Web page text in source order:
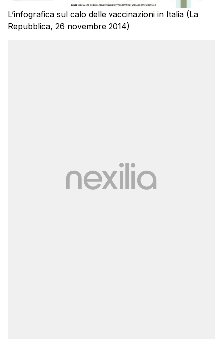
L’infografica sul calo delle vaccinazioni in Italia (La
Repubblica, 26 novembre 2014)